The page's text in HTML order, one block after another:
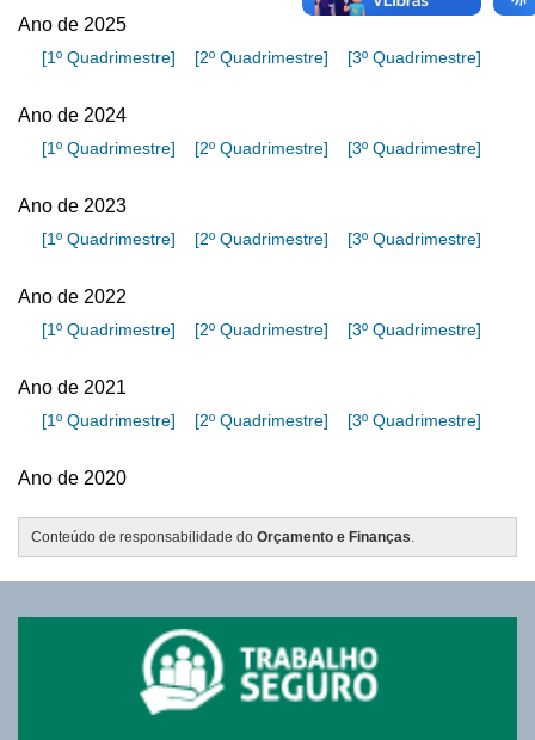
Conteúdo de responsabilidade do Orçamento e Finanças.